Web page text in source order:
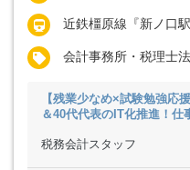
近鉄橿原線『新ノ口駅
会計事務所・税理士
【残業少なめ×試験勉強応
＆40代代表のIT化推進！仕
税務会計スタッフ